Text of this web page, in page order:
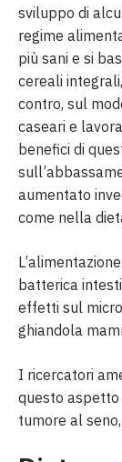
sviluppo di
regime
più sani e si
cereali
contro, sul
caseari e
benefici di
aumentato
come nella
batterica
effetti sul
ghiandola
I ricercatori
questo aspetto
tumore al